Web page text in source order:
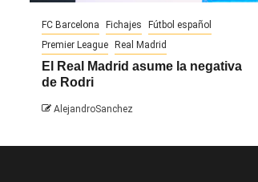
FC Barcelona Fichajes
Fútbol español
Premier League Real Madrid
El Real Madrid asume la negativa
de Rodri
AlejandroSanchez